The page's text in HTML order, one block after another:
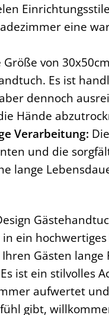
eine
Größe von
Es ist
dennoch
Hände
Verarbeitung: Die
und die
lange
ein
Gästen lange
ist ein stilvolles
aufwertet
gibt,